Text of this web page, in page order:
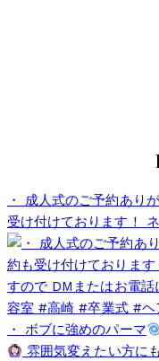
・ 成人式のご予約あり
受け付けております！
・ ボブに強めのパーマ
雰囲気変えたい方に